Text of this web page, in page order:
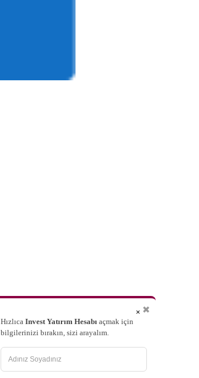
✖
Hızlıca Invest Yatırım Hesabıaçmak için
bilgilerinizi bırakın, sizi arayalım.
×